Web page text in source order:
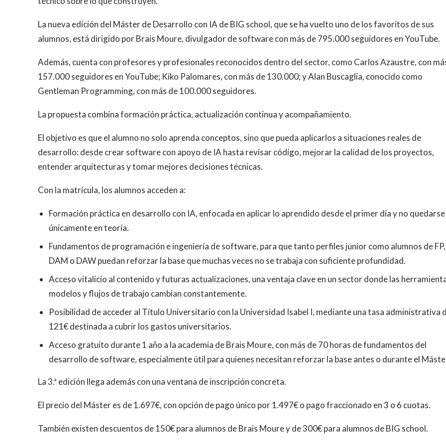
La nueva edición del Máster de Desarrollo con IA de BIG school, que se ha vuelto uno de los favoritos de sus
alumnos, está dirigido por Brais Moure, divulgador de software con más de 795.000 seguidores en YouTube.
Además, cuenta con profesores y profesionales reconocidos dentro del sector, como Carlos Azaustre, con
157.000 seguidores en YouTube; Kiko Palomares, con más de 130.000; y Alan Buscaglia, conocido como
Gentleman Programming, con más de 100.000 seguidores.
La propuesta combina formación práctica, actualización continua y acompañamiento.
El objetivo es que el alumno no solo aprenda conceptos, sino que pueda aplicarlos a situaciones reales de
desarrollo: desde crear software con apoyo de IA hasta revisar código, mejorar la calidad de los proyectos,
entender arquitecturas y tomar mejores decisiones técnicas.
Con la matrícula, los alumnos acceden a:
Formación práctica en desarrollo con IA, enfocada en aplicar lo aprendido desde el primer día y no quedarse
únicamente en teoría.
Fundamentos de programación e ingeniería de software, para que tanto perfiles junior como alumnos de FP,
DAM o DAW puedan reforzar la base que muchas veces no se trabaja con suficiente profundidad.
Acceso vitalicio al contenido y futuras actualizaciones, una ventaja clave en un sector donde las
modelos y flujos de trabajo cambian constantemente.
Posibilidad de acceder al Título Universitario con la Universidad Isabel I, mediante una tasa administrativa
121€ destinada a cubrir los gastos universitarios.
Acceso gratuito durante 1 año a la academia de Brais Moure, con más de 70 horas de fundamentos del
desarrollo de software, especialmente útil para quienes necesitan reforzar la base antes o durante el
La 3.ª edición llega además con una ventana de inscripción concreta.
El precio del Máster es de 1.697€, con opción de pago único por 1.497€ o pago fraccionado en 3 o 6 cuotas.
También existen descuentos de 150€ para alumnos de Brais Moure y de 300€ para alumnos de BIG school.